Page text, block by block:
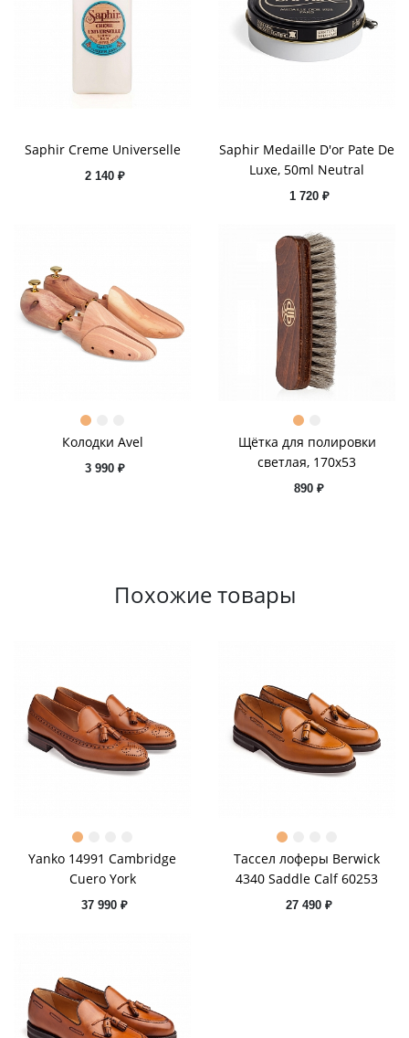
Saphir Creme Universelle
2 140 ₽
Saphir Medaille D'or Pate De
Luxe, 50ml Neutral
1 720 ₽
Колодки Avel
3 990 ₽
Щётка для полировки
светлая, 170х53
890 ₽
Похожие товары
Yanko 14991 Cambridge
Cuero York
37 990 ₽
Тассел лоферы Berwick
4340 Saddle Calf 60253
27 490 ₽